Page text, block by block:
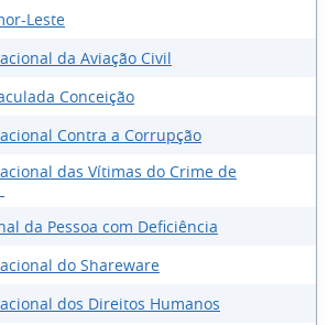
Leste
da Aviação Civil
Conceição
Contra a Corrupção
das Vítimas do Crime de
da Pessoa com Deficiência
do Shareware
dos Direitos Humanos